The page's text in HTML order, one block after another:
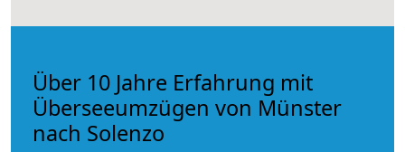
Über 10 Jahre Erfahrung mit
Überseeumzügen von Münster
nach Solenzo